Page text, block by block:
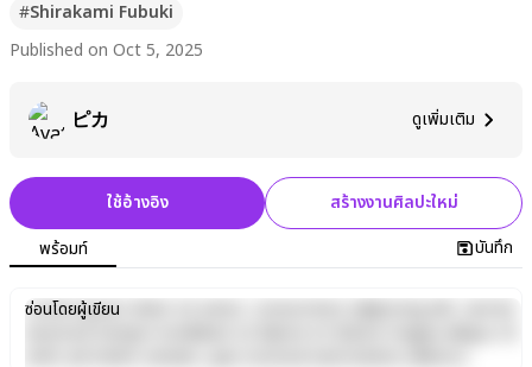
#Shirakami Fubuki
Published on Oct 5, 2025
ピカ ดูเพิ่มเติม
ใช้อ้างอิง
สร้างงานศิลปะใหม่
พร้อมท์
บันทึก
Lorem ipsum dolor sit amet, consectetur adipiscing elit, sed do
ซ่อนโดยผู้เขียน